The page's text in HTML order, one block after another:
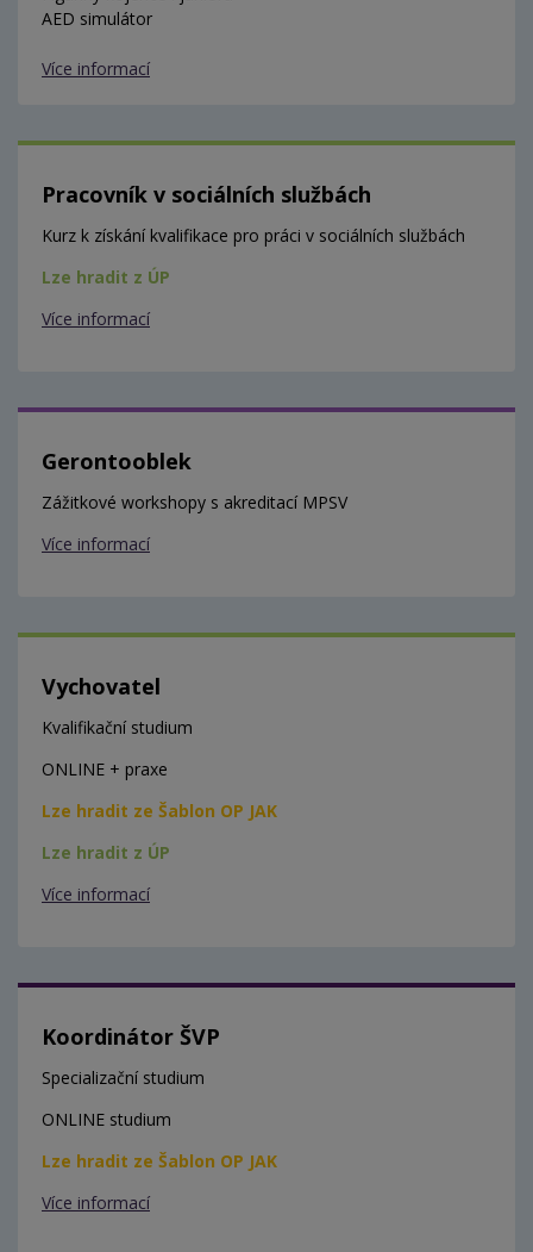
AED simulátor
Více informací
Pracovník v sociálních službách
Kurz k získání kvalifikace pro práci v sociálních službách
Lze hradit z ÚP
Více informací
Gerontooblek
Zážitkové workshopy s akreditací MPSV
Více informací
Vychovatel
Kvalifikační studium
ONLINE + praxe
Lze hradit ze Šablon OP JAK
Lze hradit z ÚP
Více informací
Koordinátor ŠVP
Specializační studium
ONLINE studium
Lze hradit ze Šablon OP JAK
Více informací